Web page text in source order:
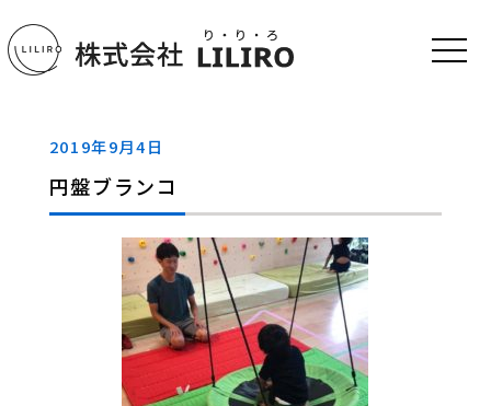
2019年9月4日
円盤ブランコ